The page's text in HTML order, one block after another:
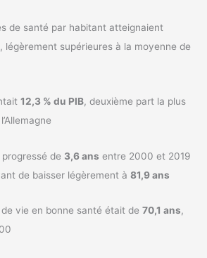
de santé par habitant atteignaient
, légèrement supérieures à la moyenne de
12,3 % du PIB, deuxième part la plus
progressé de 3,6 ans entre 2000 et 2019
de baisser légèrement à81,9 ans
de vie en bonne santé était de70,1 ans,